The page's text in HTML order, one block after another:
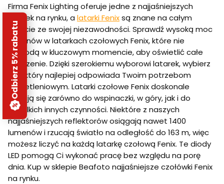
Firma Fenix Lighting oferuje jedne z najjaśniejszych
latarek na rynku, a latarki Fenixsą znane na całym
świecie ze swojej niezawodności. Sprawdź wysoką moc
lumenów w latarkach czołowych Fenix, które nie
zawiodą w kluczowym momencie, aby oświetlić całe
otoczenie. Dzięki szerokiemu wyborowi latarek, wybierz
ten, który najlepiej odpowiada Twoim potrzebom
oświetleniowym. Latarki czołowe Fenix doskonale
nadają się zarówno do wspinaczki, w góry, jak i do
wszelkich innych czynności. Niektóre z naszych
najjaśniejszych reflektorów osiągają nawet 1400
lumenów i rzucają światło na odległość do 163 m, więc
możesz liczyć na każdą latarkę czołową Fenix. Te diody
LED pomogą Ci wykonać pracę bez względu na porę
dnia. Kup w sklepie Beafoto najjaśniejsze czołówki Fenix
na rynku.
Odbierz 5% rabatu